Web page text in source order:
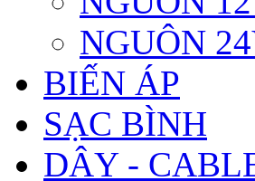
NGUÔN
BIẾN ÁP
SẠC BÌNH
DÂY -